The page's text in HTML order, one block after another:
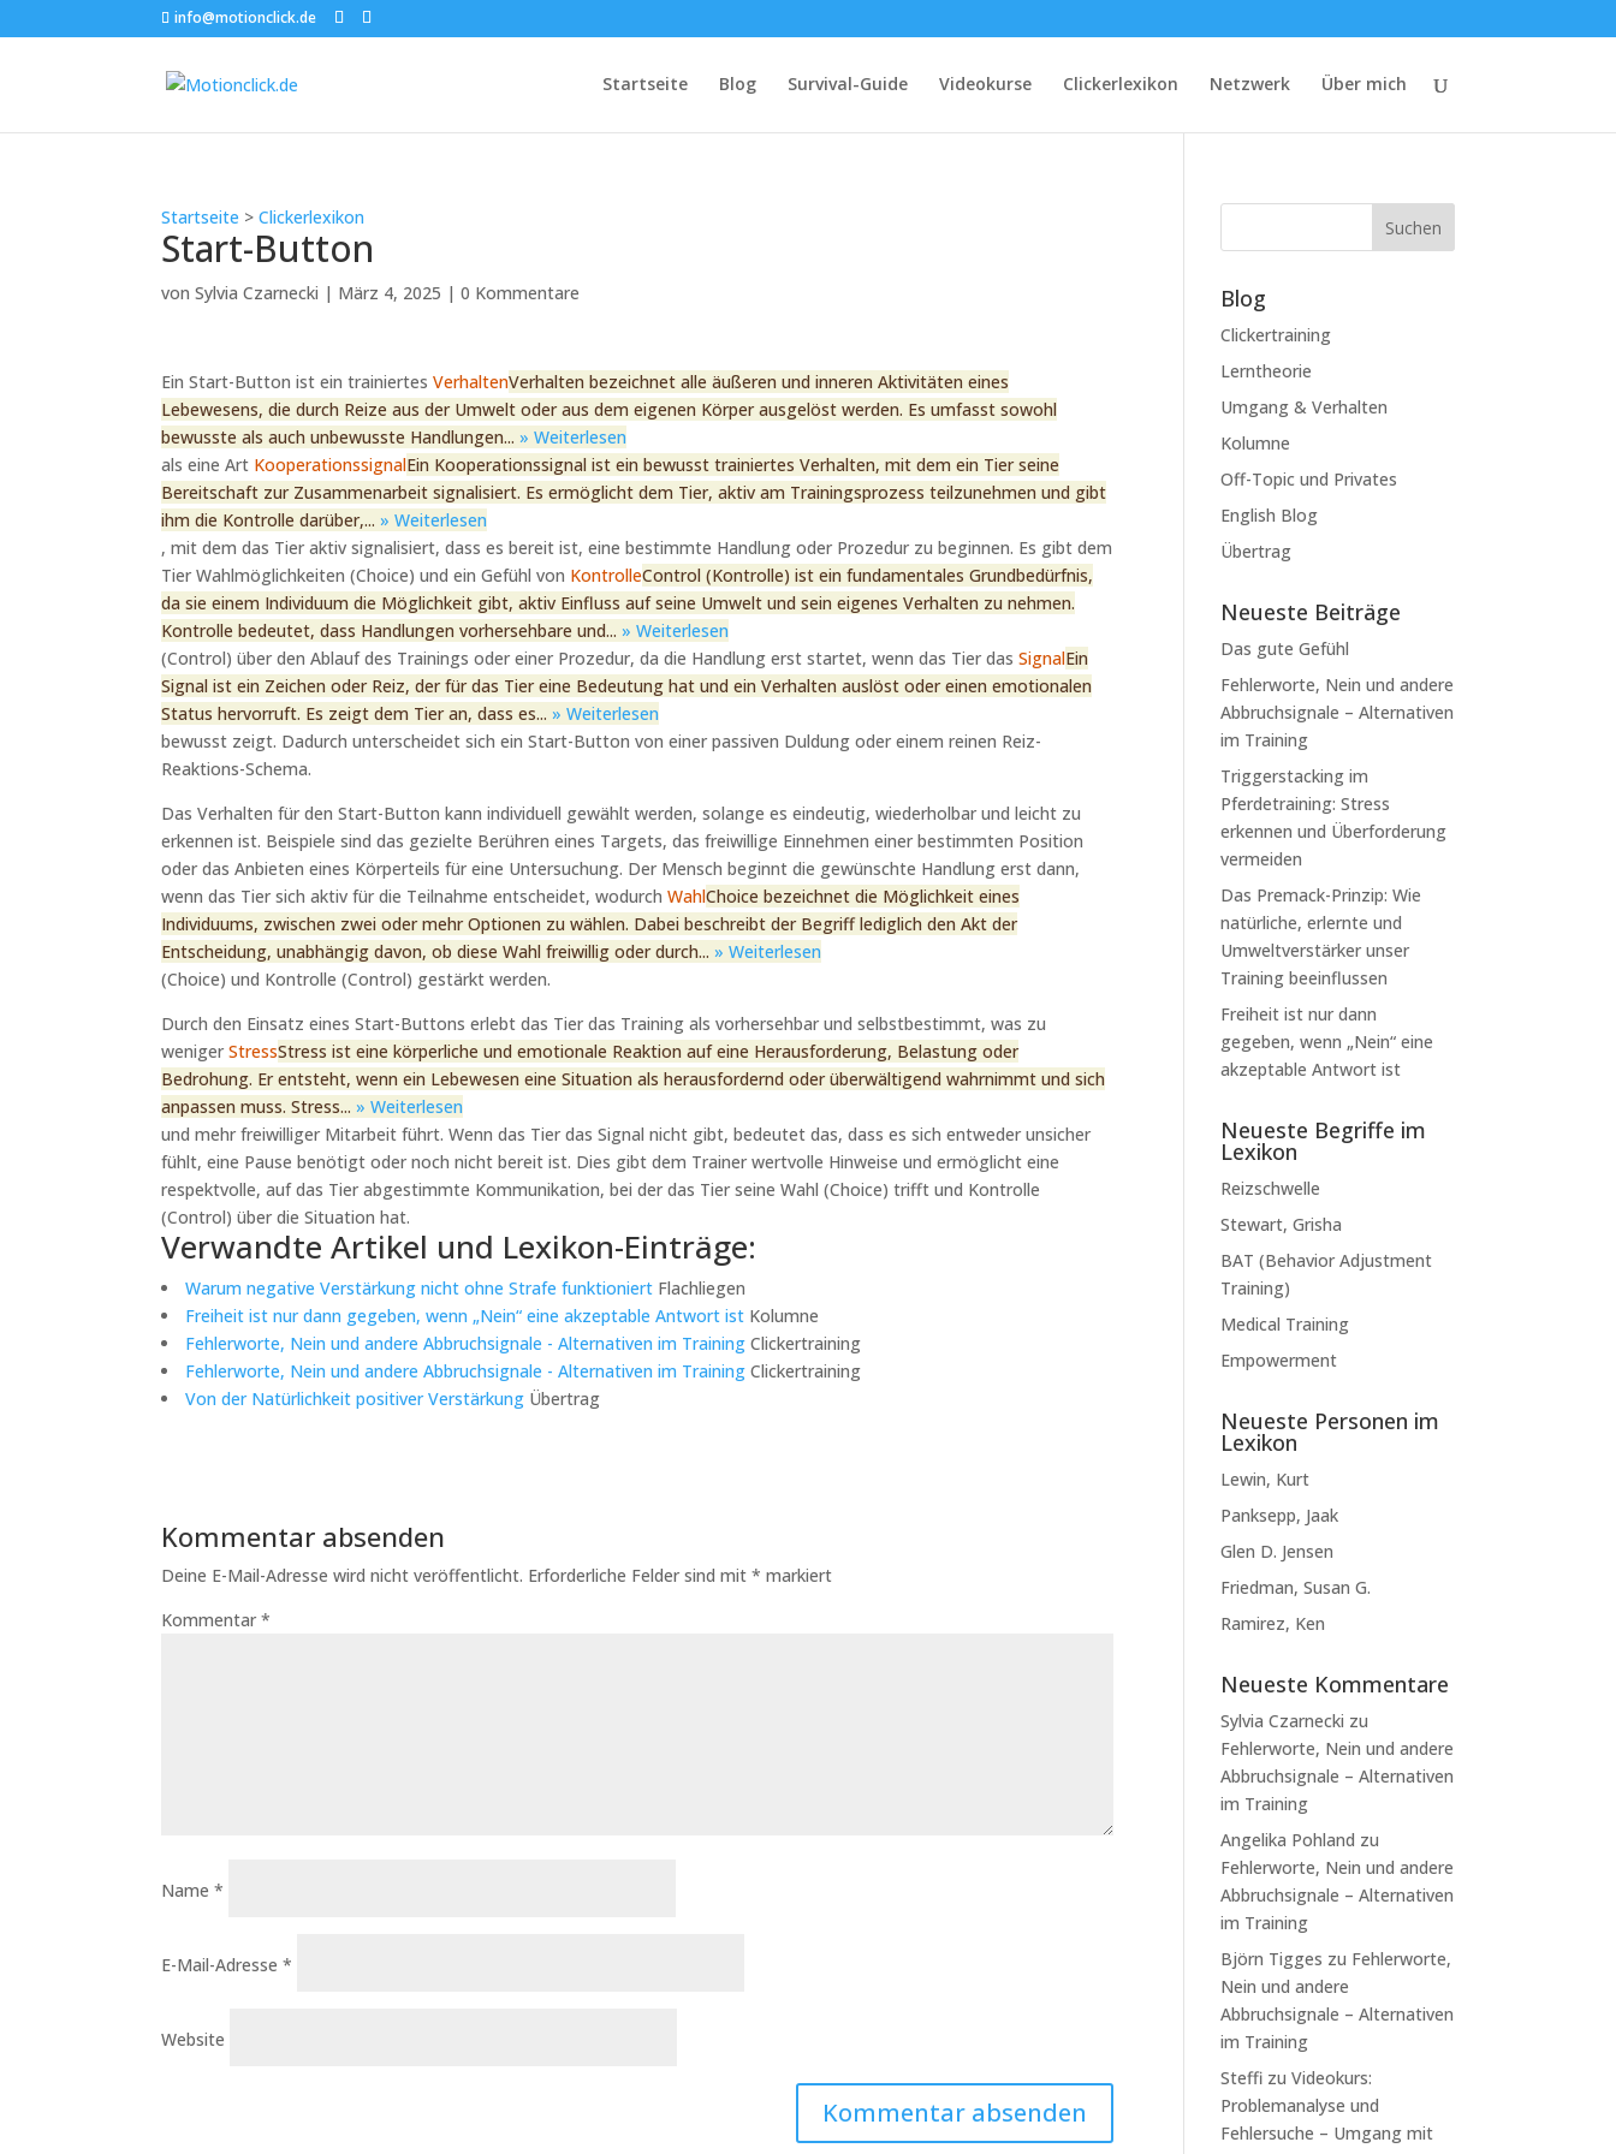
info@motionclick.de
Startseite Blog Survival-Guide Videokurse Clickerlexikon Netzwerk Über mich
Startseite >Clickerlexikon
Start-Button
vonSylvia Czarnecki | März 4, 2025 |0 Kommentare
Ein Start-Button ist ein trainiertesVerhaltenVerhalten bezeichnet alle äußeren und inneren Aktivitäten eines
Lebewesens, die durch Reize aus der Umwelt oder aus dem eigenen Körper ausgelöst werden. Es umfasst sowohl
bewusste als auch unbewusste Handlungen...» Weiterlesen
als eine Art KooperationssignalEin Kooperationssignal ist ein bewusst trainiertes Verhalten, mit dem ein Tier seine
Bereitschaft zur Zusammenarbeit signalisiert. Es ermöglicht dem Tier, aktiv am Trainingsprozess teilzunehmen und gibt
ihm die Kontrolle darüber,...» Weiterlesen
, mit dem das Tier aktiv signalisiert, dass es bereit ist, eine bestimmte Handlung oder Prozedur zu beginnen. Es gibt dem
Tier Wahlmöglichkeiten (Choice) und ein Gefühl von KontrolleControl (Kontrolle) ist ein fundamentales Grundbedürfnis,
da sie einem Individuum die Möglichkeit gibt, aktiv Einfluss auf seine Umwelt und sein eigenes Verhalten zu nehmen.
Kontrolle bedeutet, dass Handlungen vorhersehbare und...» Weiterlesen
(Control) über den Ablauf des Trainings oder einer Prozedur, da die Handlung erst startet, wenn das Tier dasSignalEin
Signal ist ein Zeichen oder Reiz, der für das Tier eine Bedeutung hat und ein Verhalten auslöst oder einen emotionalen
Status hervorruft. Es zeigt dem Tier an, dass es...» Weiterlesen
bewusst zeigt. Dadurch unterscheidet sich ein Start-Button von einer passiven Duldung oder einem reinen Reiz-
Reaktions-Schema.
Das Verhalten für den Start-Button kann individuell gewählt werden, solange es eindeutig, wiederholbar und leicht zu
erkennen ist. Beispiele sind das gezielte Berühren eines Targets, das freiwillige Einnehmen einer bestimmten Position
oder das Anbieten eines Körperteils für eine Untersuchung. Der Mensch beginnt die gewünschte Handlung erst dann,
wenn das Tier sich aktiv für die Teilnahme entscheidet, wodurchWahlChoice bezeichnet die Möglichkeit eines
Individuums, zwischen zwei oder mehr Optionen zu wählen. Dabei beschreibt der Begriff lediglich den Akt der
Entscheidung, unabhängig davon, ob diese Wahl freiwillig oder durch...» Weiterlesen
(Choice) und Kontrolle (Control) gestärkt werden.
Durch den Einsatz eines Start-Buttons erlebt das Tier das Training als vorhersehbar und selbstbestimmt, was zu
wenigerStressStress ist eine körperliche und emotionale Reaktion auf eine Herausforderung, Belastung oder
Bedrohung. Er entsteht, wenn ein Lebewesen eine Situation als herausfordernd oder überwältigend wahrnimmt und sich
anpassen muss. Stress...» Weiterlesen
und mehr freiwilliger Mitarbeit führt. Wenn das Tier das Signal nicht gibt, bedeutet das, dass es sich entweder unsicher
fühlt, eine Pause benötigt oder noch nicht bereit ist. Dies gibt dem Trainer wertvolle Hinweise und ermöglicht eine
respektvolle, auf das Tier abgestimmte Kommunikation, bei der das Tier seine Wahl (Choice) trifft und Kontrolle
(Control) über die Situation hat.
Verwandte Artikel und Lexikon-Einträge:
Warum negative Verstärkung nicht ohne Strafe funktioniert Flachliegen
Freiheit ist nur dann gegeben, wenn „Nein“ eine akzeptable Antwort ist Kolumne
Fehlerworte, Nein und andere Abbruchsignale - Alternativen im Training Clickertraining
Fehlerworte, Nein und andere Abbruchsignale - Alternativen im Training Clickertraining
Von der Natürlichkeit positiver Verstärkung Übertrag
Kommentar absenden
Deine E-Mail-Adresse wird nicht veröffentlicht. Erforderliche Felder sind mit* markiert
Kommentar*
Name*
E-Mail-Adresse*
Website
Suchen
Blog
Clickertraining
Lerntheorie
Umgang & Verhalten
Kolumne
Off-Topic und Privates
English Blog
Übertrag
Neueste Beiträge
Das gute Gefühl
Fehlerworte, Nein und andere
Abbruchsignale – Alternativen
im Training
Triggerstacking im
Pferdetraining: Stress
erkennen und Überforderung
vermeiden
Das Premack-Prinzip: Wie
natürliche, erlernte und
Umweltverstärker unser
Training beeinflussen
Freiheit ist nur dann
gegeben, wenn „Nein“ eine
akzeptable Antwort ist
Neueste Begriffe im
Lexikon
Reizschwelle
Stewart, Grisha
BAT (Behavior Adjustment
Training)
Medical Training
Empowerment
Neueste Personen im
Lexikon
Lewin, Kurt
Panksepp, Jaak
Glen D. Jensen
Friedman, Susan G.
Ramirez, Ken
Neueste Kommentare
Sylvia Czarnecki zu
Fehlerworte, Nein und andere
Abbruchsignale – Alternativen
im Training
Angelika Pohland zu
Fehlerworte, Nein und andere
Abbruchsignale – Alternativen
im Training
Björn Tigges zu Fehlerworte,
Nein und andere
Abbruchsignale – Alternativen
im Training
Steffi zuVideokurs:
Problemanalyse und
Fehlersuche – Umgang mit